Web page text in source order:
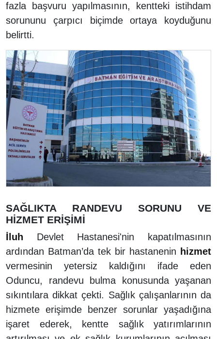
fazla başvuru yapılmasının, kentteki istihdam
sorununu çarpıcı biçimde ortaya koyduğunu
belirtti.
SAĞLIKTA RANDEVU SORUNU VE
HİZMET ERİŞİMİ
İluh Devlet Hastanesi'nin kapatılmasının
ardından Batman’da tek bir hastanenin hizmet
vermesinin yetersiz kaldığını ifade eden
Oduncu, randevu bulma konusunda yaşanan
sıkıntılara dikkat çekti. Sağlık çalışanlarının da
hizmete erişimde benzer sorunlar yaşadığına
işaret ederek, kentte sağlık yatırımlarının